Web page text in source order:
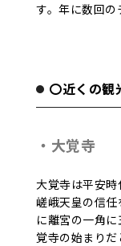
す。年に数回の
〇近くの観
・大覚寺
大覚寺は平安時
嵯峨天皇の信
に離宮の一角
覚寺の始まり